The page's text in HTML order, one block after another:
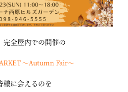
全屋内での開催の
〜Autumn Fair～
様に会えるのを